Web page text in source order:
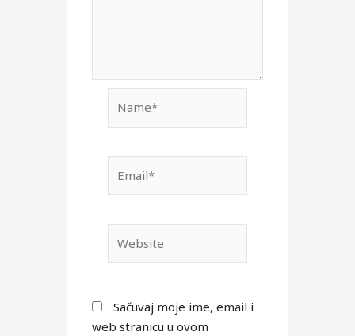
Sačuvaj moje ime, email i
web stranicu u ovom